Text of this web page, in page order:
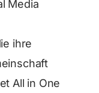
Media
ihre
All in One